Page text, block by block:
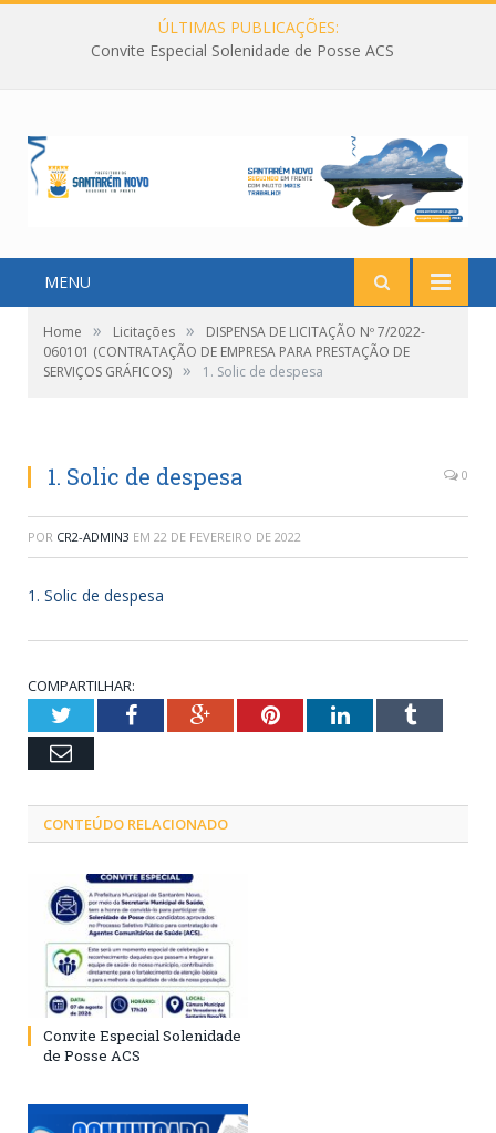
ÚLTIMAS PUBLICAÇÕES:
Convite Especial Solenidade de Posse ACS
MENU
Home » Licitações »
DISPENSA DE LICITAÇÃO Nº 7/2022-
060101 (CONTRATAÇÃO DE EMPRESA PARA PRESTAÇÃO DE
SERVIÇOS GRÁFICOS) » 1. Solic de despesa
1. Solic de despesa 0
POR CR2-ADMIN3 EM 22 DE FEVEREIRO DE 2022
1. Solic de despesa
COMPARTILHAR:
TwitterFacebookGoogle+PinterestLinkedInTumblr
Email
CONTEÚDO RELACIONADO
Convite Especial Solenidade
de Posse ACS